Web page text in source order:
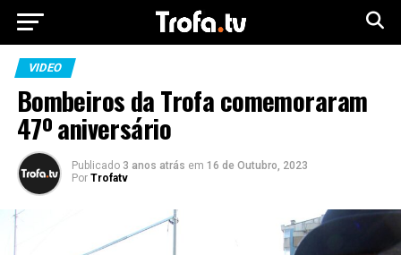
VIDEO
Bombeiros da Trofa comemoraram
47º aniversário
Publicado 3 anos atrás em 16 de Outubro, 2023
Por Trofatv